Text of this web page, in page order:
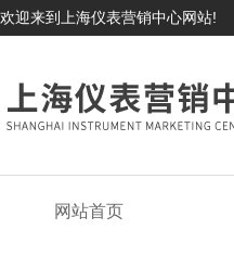
欢迎来到上海仪表营销中心网站!
网站首页